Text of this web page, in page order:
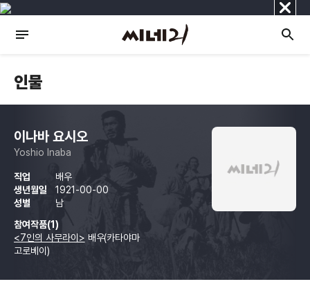
닫
기
인물
이나바 요시오
Yoshio Inaba
직업
배우
생년월일
1921-00-00
성별
남
참여작품(1)
<7인의 사무라이> 배우(카타야마
고로베이)